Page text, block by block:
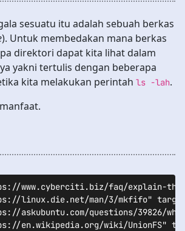
sesuatu itu adalah sebuah berkas
). Untuk membedakan mana berkas
direktori dapat kita lihat dalam
yakni tertulis dengan beberapa
kita melakukan perintah ls -lah.
www.cyberciti.biz/faq/explain-
linux.die.net/man/3/mkfifo"
askubuntu.com/questions/39826/